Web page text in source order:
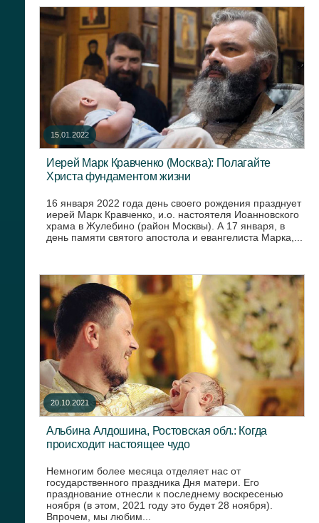
15.01.2022
Иерей Марк Кравченко (Москва): Полагайте
Христа фундаментом жизни
16 января 2022 года день своего рождения празднует
иерей Марк Кравченко, и.о. настоятеля Иоанновского
храма в Жулебино (район Москвы). А 17 января, в
день памяти святого апостола и евангелиста Марка,...
20.10.2021
Альбина Алдошина, Ростовская обл.: Когда
происходит настоящее чудо
Немногим более месяца отделяет нас от
государственного праздника Дня матери. Его
празднование отнесли к последнему воскресенью
ноября (в этом, 2021 году это будет 28 ноября).
Впрочем, мы любим...